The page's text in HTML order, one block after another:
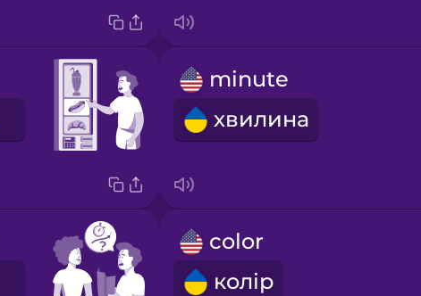
minute
хвилина
color
колір